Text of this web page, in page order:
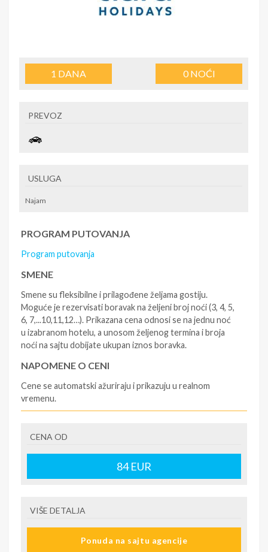
1 DANA 0NOĆI
PREVOZ
USLUGA
Najam
PROGRAM PUTOVANJA
Program putovanja
SMENE
Smene su fleksibilne i prilagođene željama gostiju.
Moguće je rezervisati boravak na željeni broj noći (3, 4, 5,
6, 7,...10,11,12…). Prikazana cena odnosi se na jednu noć
u izabranom hotelu, a unosom željenog termina i broja
noći na sajtu dobijate ukupan iznos boravka.
NAPOMENE O CENI
Cene se automatski ažuriraju i prikazuju u realnom
vremenu.
- rezervisane i potvrđene usluge u izabranoj smeštajnoj
jedinici prema opisu - korišćenje hotelskih sadržaja
prema opisu - uslugu rezervacije - organizaciju
putovanja
krizu) na destinaciji, plaćaju se na recepciji
hotela/apartmana za hotele sa 1* i 2* i nekategorisane
CENA OD
84EUR
VIŠE DETALJA
Ponuda na sajtu agencije